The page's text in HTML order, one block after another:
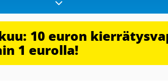
10 euron
1 eurolla!